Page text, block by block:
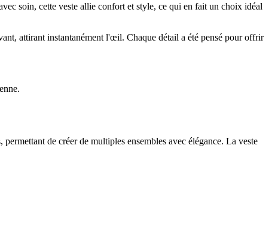
soin, cette veste allie confort et style, ce qui en fait un choix idéal
attirant instantanément l'œil. Chaque détail a été pensé pour offrir
de créer de multiples ensembles avec élégance. La veste